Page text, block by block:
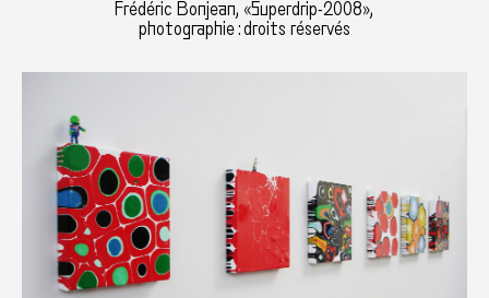
Frédéric Bonjean, «Superdrip-2008»,
photographie : droits réservés